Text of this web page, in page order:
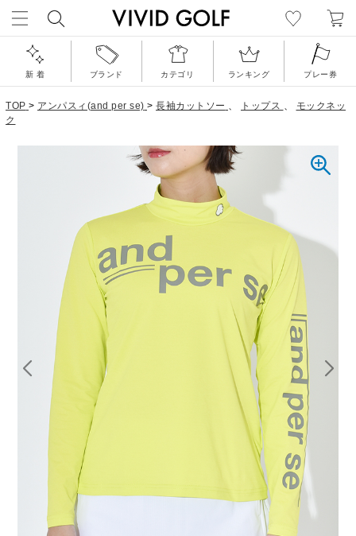
新 着 ブランド カテゴリ ランキング プレー券
TOP > アンパスィ(and per se) > 長袖カットソー 、 トップス 、
モックネッ
ク